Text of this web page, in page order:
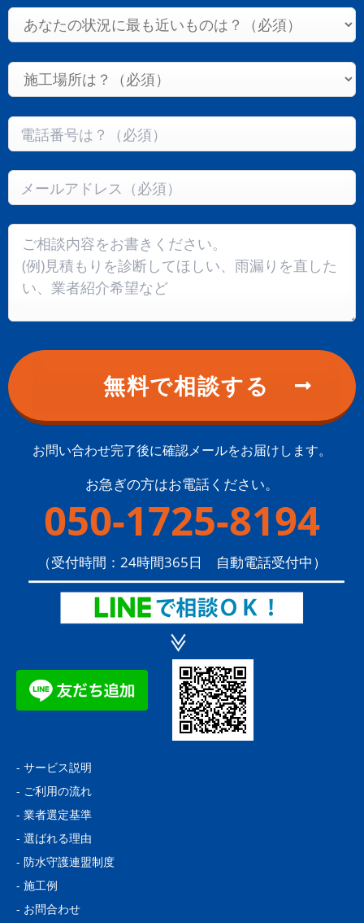
お問い合わせ完了後に確認メールをお届けします。
お急ぎの方はお電話ください。
050-1725-8194
（受付時間：24時間365日 自動電話受付中）
- サービス説明
- ご利用の流れ
- 業者選定基準
- 選ばれる理由
- 防水守護連盟制度
- 施工例
- お問合わせ